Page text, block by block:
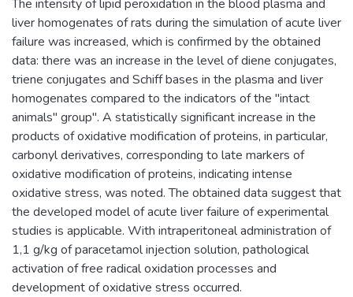
The intensity of lipid peroxidation in the blood plasma and
liver homogenates of rats during the simulation of acute liver
failure was increased, which is confirmed by the obtained
data: there was an increase in the level of diene conjugates,
triene conjugates and Schiff bases in the plasma and liver
homogenates compared to the indicators of the "intact
animals" group". A statistically significant increase in the
products of oxidative modification of proteins, in particular,
carbonyl derivatives, corresponding to late markers of
oxidative modification of proteins, indicating intense
oxidative stress, was noted. The obtained data suggest that
the developed model of acute liver failure of experimental
studies is applicable. With intraperitoneal administration of
1,1 g/kg of paracetamol injection solution, pathological
activation of free radical oxidation processes and
development of oxidative stress occurred.